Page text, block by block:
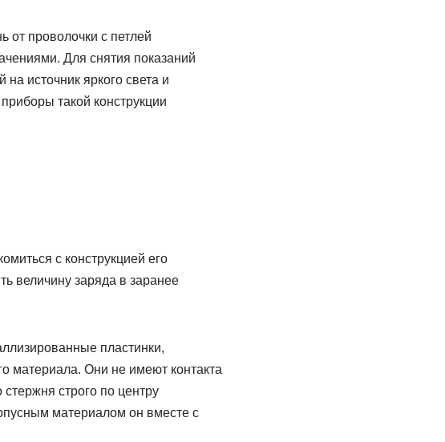
от проволочки с петлей
Для снятия показаний
источник яркого света и
такой конструкции
с конструкцией его
величину заряда в заранее
пластинки,
материала. Они не имеют контакта
строго по центру
материалом он вместе с